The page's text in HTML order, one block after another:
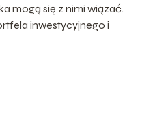
mogą się z nimi wiązać.
inwestycyjnego i